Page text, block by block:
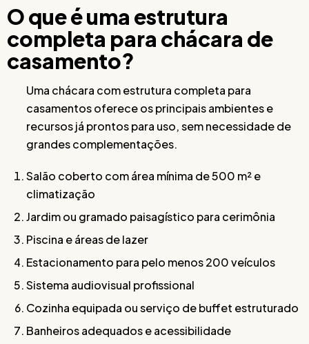
O que é uma estrutura
completa para chácara de
casamento?
Uma chácara com estrutura completa para
casamentos oferece os principais ambientes e
recursos já prontos para uso, sem necessidade de
grandes complementações.
Salão coberto com área mínima de 500 m² e
climatização
Jardim ou gramado paisagístico para cerimônia
Piscina e áreas de lazer
Estacionamento para pelo menos 200 veículos
Sistema audiovisual profissional
Cozinha equipada ou serviço de buffet estruturado
Banheiros adequados e acessibilidade